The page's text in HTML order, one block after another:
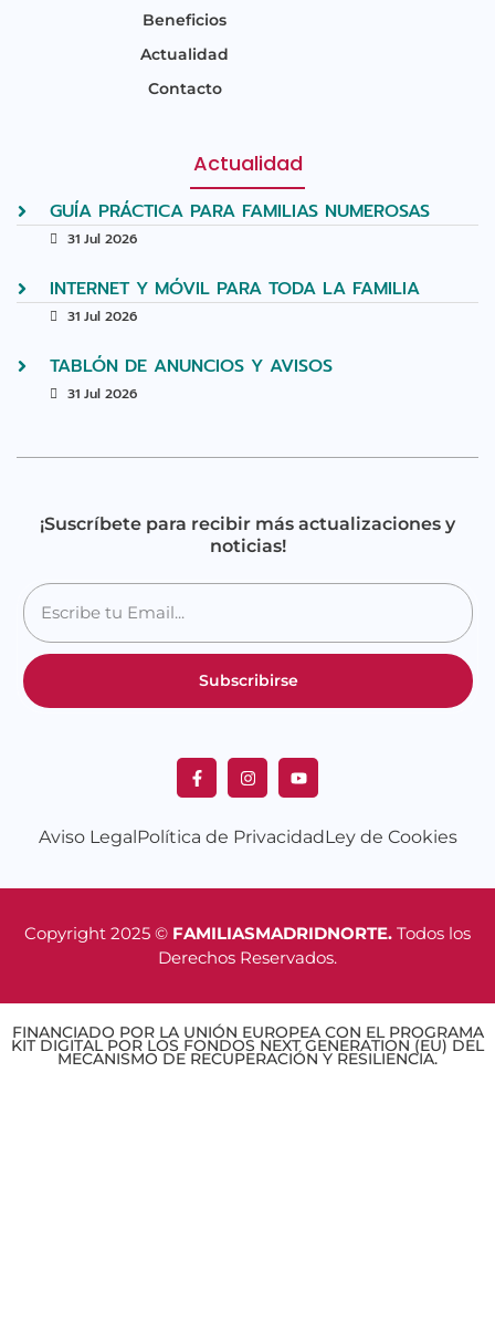
Beneficios
Actualidad
Contacto
Actualidad
GUÍA PRÁCTICA PARA FAMILIAS NUMEROSAS
31 Jul 2026
INTERNET Y MÓVIL PARA TODA LA FAMILIA
31 Jul 2026
TABLÓN DE ANUNCIOS Y AVISOS
31 Jul 2026
¡Suscríbete para recibir más actualizaciones y
noticias!
Subscribirse
Aviso LegalPolítica de PrivacidadLey de Cookies
Copyright 2025 © FAMILIASMADRIDNORTE. Todos los
Derechos Reservados.
FINANCIADO POR LA UNIÓN EUROPEA CON EL PROGRAMA
KIT DIGITAL POR LOS FONDOS NEXT GENERATION (EU) DEL
MECANISMO DE RECUPERACIÓN Y RESILIENCIA.